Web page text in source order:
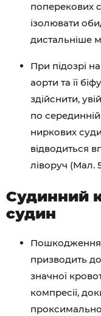
поперекових
ізолювати
дистальніше
При підозрі
аорти та її
здійснити,
по
ниркових
відводиться
ліворуч (Мал.
Судинний
судин
Пошкодження
призводить
значної
компресії,